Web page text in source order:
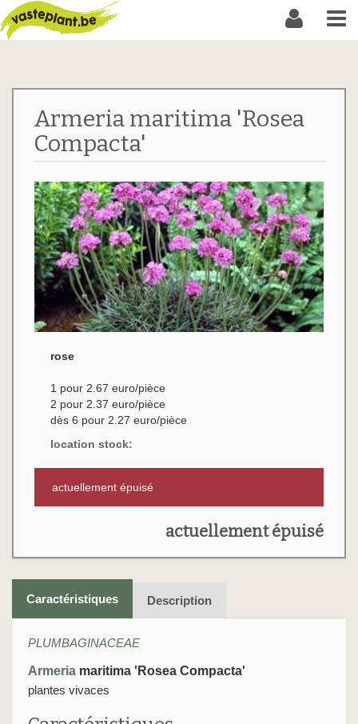
Armeria maritima 'Rosea
Compacta'
rose
1 pour 2.67 euro/pièce
2 pour 2.37 euro/pièce
dès 6 pour 2.27 euro/pièce
location stock:
actuellement épuisé
actuellement épuisé
Caractéristiques Description
PLUMBAGINACEAE
Armeria maritima 'Rosea Compacta'
plantes vivaces